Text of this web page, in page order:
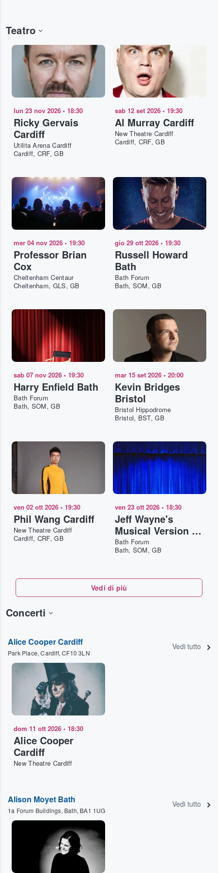
Teatro
lun 23 nov 2026 • 18:30
Ricky Gervais
Cardiff
Utilita Arena Cardiff
Cardiff, CRF, GB
sab 12 set 2026 • 19:30
Al Murray Cardiff
New Theatre Cardiff
Cardiff, CRF, GB
mer 04 nov 2026 • 19:30
Professor Brian
Cox
Cheltenham Centaur
Cheltenham, GLS, GB
gio 29 ott 2026 • 19:30
Russell Howard
Bath
Bath Forum
Bath, SOM, GB
sab 07 nov 2026 • 19:30
Harry Enfield Bath
Bath Forum
Bath, SOM, GB
mar 15 set 2026 • 20:00
Kevin Bridges
Bristol
Bristol Hippodrome
Bristol, BST, GB
ven 02 ott 2026 • 19:30
Phil Wang Cardiff
New Theatre Cardiff
Cardiff, CRF, GB
ven 23 ott 2026 • 18:30
Jeff Wayne's
Musical Version of
The War of The
Worlds Bath
Bath Forum
Bath, SOM, GB
Vedi di più
Concerti
Alice Cooper Cardiff
Park Place, Cardiff, CF10 3LN
Vedi tutto
dom 11 ott 2026 • 18:30
Alice Cooper
Cardiff
New Theatre Cardiff
Alison Moyet Bath
1a Forum Buildings, Bath, BA1 1UG
Vedi tutto